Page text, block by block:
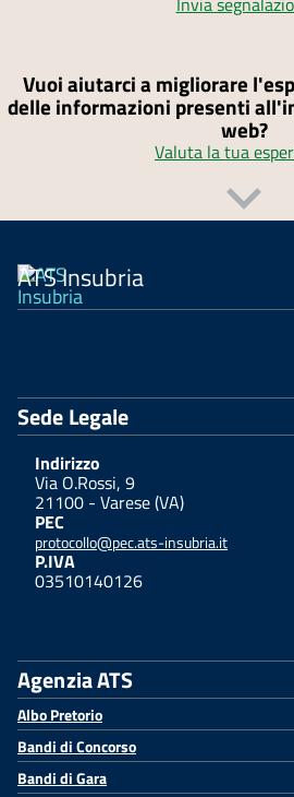
Vuoi aiutarci a migliorare
delle informazioni presenti
web?
Valuta la tua
ATS Insubria
Sede Legale
Indirizzo
Via O.Rossi, 9
21100 - Varese (VA)
PEC
protocollo@pec.ats-insubria.it
P.IVA
03510140126
Agenzia ATS
Albo Pretorio
Bandi di Concorso
Bandi di Gara